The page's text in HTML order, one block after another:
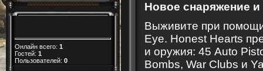
Онлайн всего: 1
Гостей: 1
Пользователей: 0
Новое снаряжение
Выживите при
Eye. Honest Hearts
и оружия: 45 Auto
Bombs, War Clubs и